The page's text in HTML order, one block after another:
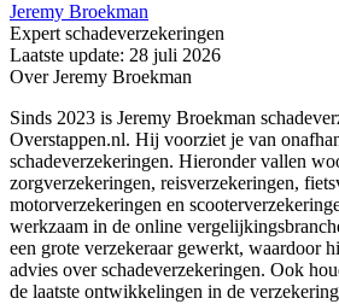
Jeremy Broekman
Expert schadeverzekeringen
Laatste update: 28 juli 2026
Over Jeremy Broekman
Sinds 2023 is Jeremy Broekman
Overstappen.nl. Hij voorziet je van
schadeverzekeringen. Hieronder vallen
zorgverzekeringen, reisverzekeringen,
motorverzekeringen en
werkzaam in de online
een grote verzekeraar gewerkt, waardoor
advies over schadeverzekeringen. Ook
de laatste ontwikkelingen in de